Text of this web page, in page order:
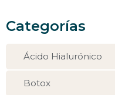
Categorías
Ácido Hialurónico
Botox